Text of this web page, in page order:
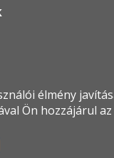
fenntartva!
élmény
Ön hozzájárul az